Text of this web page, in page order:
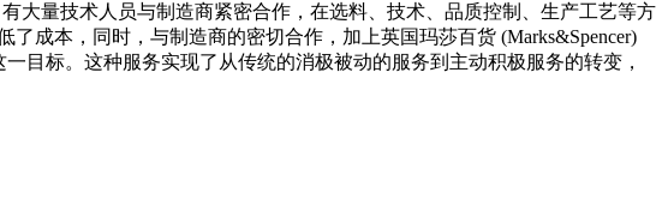
大量技术人员与制造商紧密合作，在选料、技术、品质控制、生产工艺等方
成本，同时，与制造商的密切合作，加上英国玛莎百货 (Marks&Spencer)
目标。这种服务实现了从传统的消极被动的服务到主动积极服务的转变，